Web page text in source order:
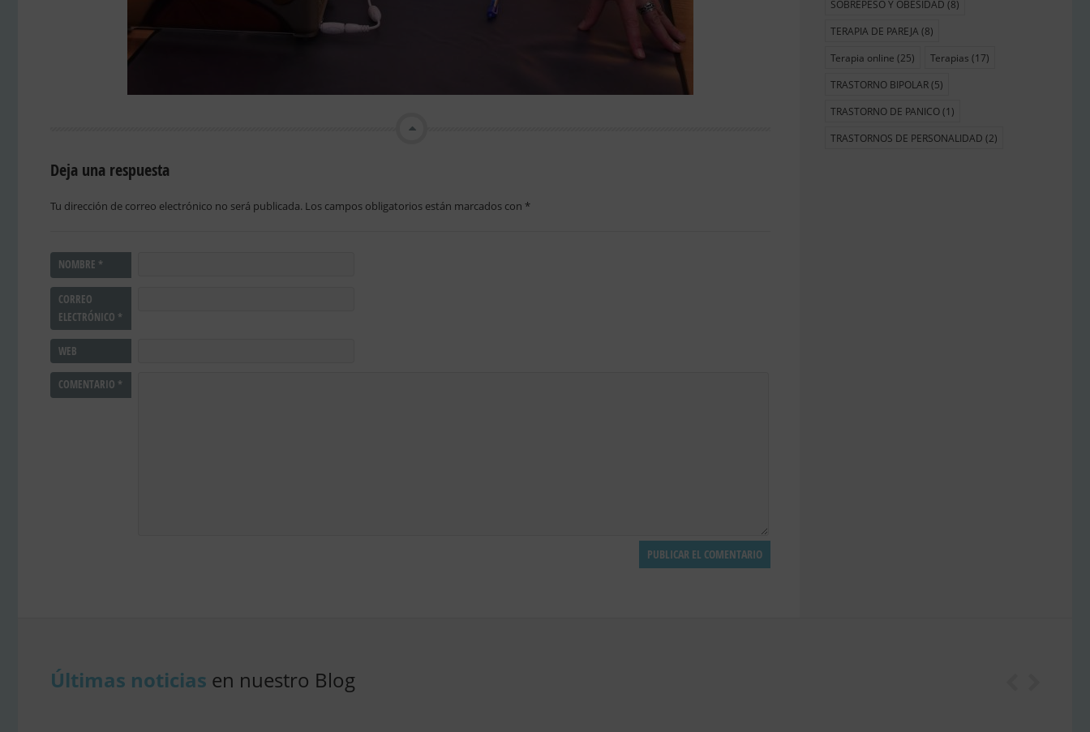
Deja una respuesta
Tu dirección de correo electrónico no será publicada. Los campos obligatorios están marcados con *
NOMBRE *
CORREO
ELECTRÓNICO *
WEB
COMENTARIO *
SOBREPESO Y OBESIDAD (8)
TERAPIA DE PAREJA (8)
Terapia online (25) Terapias (17)
TRASTORNO BIPOLAR(5)
TRASTORNO DE PANICO(1)
TRASTORNOS DE PERSONALIDAD (2)
Últimas noticias en nuestro Blog